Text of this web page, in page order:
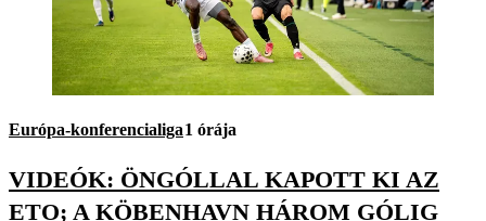
Európa-konferencialiga1 órája
VIDEÓK: ÖNGÓLLAL KAPOTT KI AZ
ETO; A KÖBENHAVN HÁROM GÓLIG